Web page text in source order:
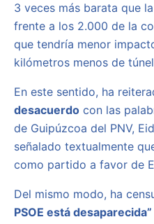
3 veces más barata que
frente a los 2.000 de la
que tendría menor
kilómetros menos de
En este sentido, ha
desacuerdo con las
de Guipúzcoa del PNV,
señalado textualmente
como partido a favor de
Del mismo modo, ha
PSOE está desaparecida”